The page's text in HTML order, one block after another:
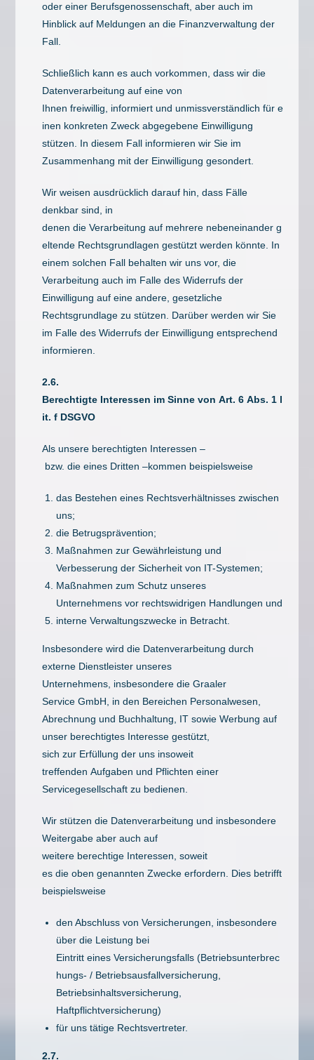
oder einer Berufsgenossenschaft, aber auch im
Hinblick auf Meldungen an die Finanzverwaltung der
Fall.
Schließlich kann es auch vorkommen, dass wir die
Datenverarbeitung auf eine von
Ihnen freiwillig, informiert und unmissverständlich für e
inen konkreten Zweck abgegebene Einwilligung
stützen. In diesem Fall informieren wir Sie im
Zusammenhang mit der Einwilligung gesondert.
Wir weisen ausdrücklich darauf hin, dass Fälle
denkbar sind, in
denen die Verarbeitung auf mehrere nebeneinander g
eltende Rechtsgrundlagen gestützt werden könnte. In
einem solchen Fall behalten wir uns vor, die
Verarbeitung auch im Falle des Widerrufs der
Einwilligung auf eine andere, gesetzliche
Rechtsgrundlage zu stützen. Darüber werden wir Sie
im Falle des Widerrufs der Einwilligung entsprechend
informieren.
2.6.
Berechtigte Interessen im Sinne von Art. 6 Abs. 1 l
it. f DSGVO
Als unsere berechtigten Interessen –
bzw. die eines Dritten –kommen beispielsweise
das Bestehen eines Rechtsverhältnisses zwischen
uns;
die Betrugsprävention;
Maßnahmen zur Gewährleistung und
Verbesserung der Sicherheit von IT-Systemen;
Maßnahmen zum Schutz unseres
Unternehmens vor rechtswidrigen Handlungen und
interne Verwaltungszwecke in Betracht.
Insbesondere wird die Datenverarbeitung durch
externe Dienstleister unseres
Unternehmens, insbesondere die Graaler
Service GmbH, in den Bereichen Personalwesen,
Abrechnung und Buchhaltung, IT sowie Werbung auf
unser berechtigtes Interesse gestützt,
sich zur Erfüllung der uns insoweit
treffenden Aufgaben und Pflichten einer
Servicegesellschaft zu bedienen.
Wir stützen die Datenverarbeitung und insbesondere
Weitergabe aber auch auf
weitere berechtige Interessen, soweit
es die oben genannten Zwecke erfordern. Dies betrifft
beispielsweise
den Abschluss von Versicherungen, insbesondere
über die Leistung bei
Eintritt eines Versicherungsfalls (Betriebsunterbrec
hungs- / Betriebsausfallversicherung,
Betriebsinhaltsversicherung,
Haftpflichtversicherung)
für uns tätige Rechtsvertreter.
2.7.